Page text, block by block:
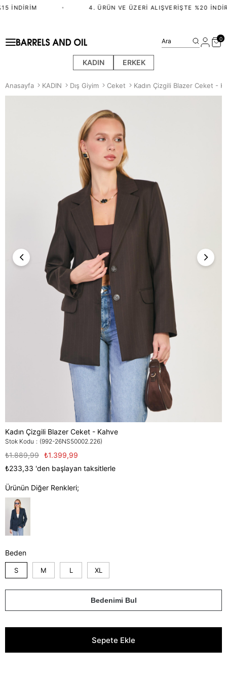
İNDIRIM 4. ÜRÜN VE ÜZERI ALIŞVERIŞTE %20
KADIN ERKEK
Ara 0
Anasayfa KADIN Dış Giyim Ceket Kadın Çizgili Blazer Ceket -
Kadın Çizgili Blazer Ceket - Kahve
Stok Kodu (992-26NS50002.226)
₺1.889,99 ₺1.399,99
₺233,33 'den başlayan taksitlerle
Ürünün Diğer Renkleri;
Beden
S M L XL
Bedenimi Bul